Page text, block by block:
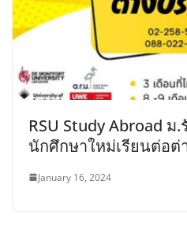
RSU Study Abroad ม
นักศึกษาใหม่เรียนต่อต่
January 16, 2024